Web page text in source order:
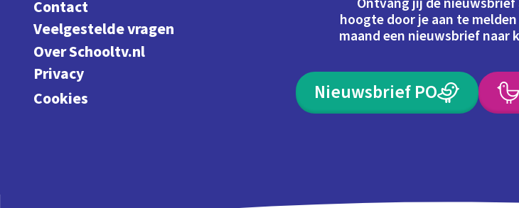
Contact
Veelgestelde vragen
Over Schooltv.nl
Privacy
Cookies
hoogte door je aan te
maand een nieuwsbrief naar
Nieuwsbrief PO